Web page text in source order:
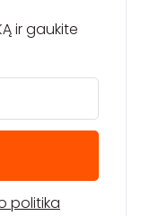
ir gaukite
politika